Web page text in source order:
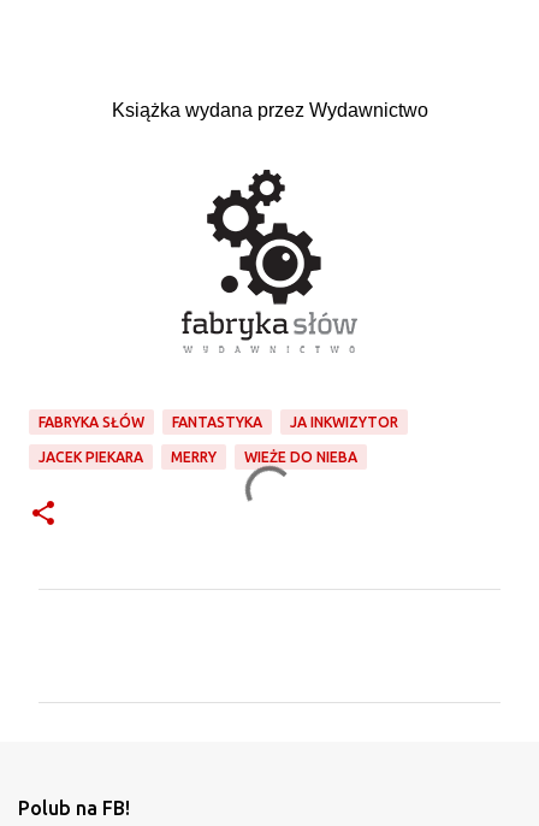
Książka wydana przez Wydawnictwo
FABRYKA SŁÓW FANTASTYKA JA INKWIZYTOR
JACEK PIEKARA MERRY WIEŻE DO NIEBA
t
Polub na FB!